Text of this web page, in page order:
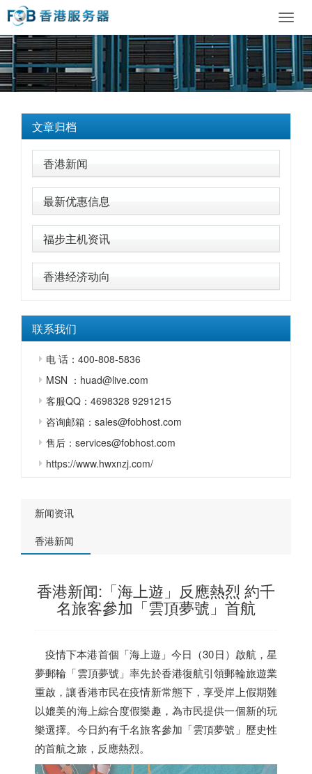
文章归档
香港新闻
最新优惠信息
福步主机资讯
香港经济动向
联系我们
电 话：400-808-5836
MSN ：huad@live.com
客服QQ：4698328 9291215
咨询邮箱：sales@fobhost.com
售后：services@fobhost.com
https://www.hwxnzj.com/
新闻资讯
香港新闻
香港新闻:「海上遊」反應熱烈 約千
名旅客參加「雲頂夢號」首航
疫情下本港首個「海上遊」今日（30日）啟航，星
夢郵輪「雲頂夢號」率先於香港復航引領郵輪旅遊業
重啟，讓香港市民在疫情新常態下，享受岸上假期難
以媲美的海上綜合度假樂趣，為市民提供一個新的玩
樂選擇。今日約有千名旅客參加「雲頂夢號」歷史性
的首航之旅，反應熱烈。